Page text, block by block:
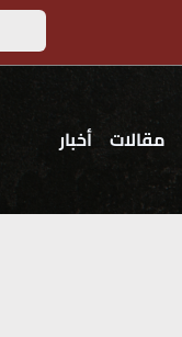
مقالات أخبار